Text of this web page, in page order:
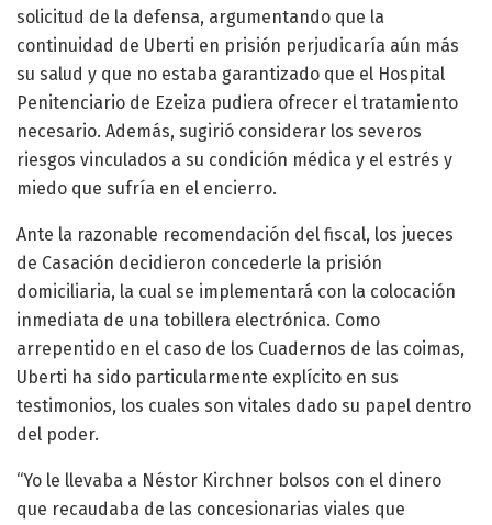
solicitud de la defensa, argumentando que la
continuidad de Uberti en prisión perjudicaría aún más
su salud y que no estaba garantizado que el Hospital
Penitenciario de Ezeiza pudiera ofrecer el tratamiento
necesario. Además, sugirió considerar los severos
riesgos vinculados a su condición médica y el estrés y
miedo que sufría en el encierro.
Ante la razonable recomendación del fiscal, los jueces
de Casación decidieron concederle la prisión
domiciliaria, la cual se implementará con la colocación
inmediata de una tobillera electrónica. Como
arrepentido en el caso de los Cuadernos de las coimas,
Uberti ha sido particularmente explícito en sus
testimonios, los cuales son vitales dado su papel dentro
del poder.
“Yo le llevaba a Néstor Kirchner bolsos con el dinero
que recaudaba de las concesionarias viales que